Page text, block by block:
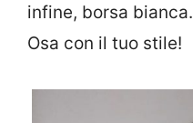
infine, borsa bianca.
Osa con il tuo stile!